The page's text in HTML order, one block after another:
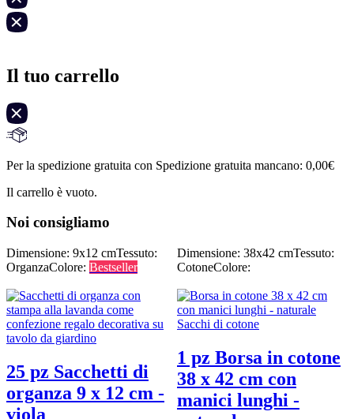
Il tuo carrello
Per la spedizione gratuita con Spedizione gratuita mancano: 0,00€
Il carrello è vuoto.
Noi consigliamo
Dimensione: 9x12 cmTessuto:
OrganzaColore: Bestseller
25 pz Sacchetti di
organza 9 x 12 cm -
viola
Dimensione: 38x42 cmTessuto:
CotoneColore:
1 pz Borsa in cotone
38 x 42 cm con
manici lunghi -